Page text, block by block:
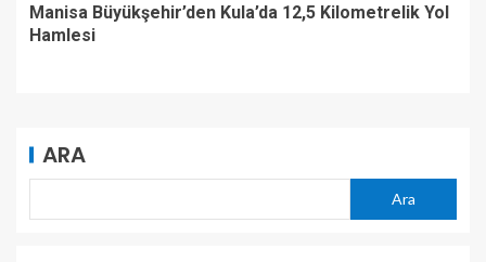
Manisa Büyükşehir’den Kula’da 12,5 Kilometrelik Yol
Hamlesi
ARA
Ara